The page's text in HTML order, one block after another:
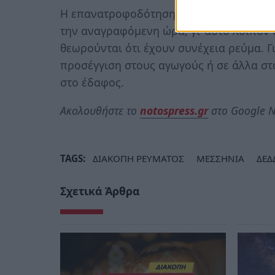
Η επανατροφοδότηση θα γίνει χωρίς
την αναγραφόμενη ώρα, γι’ αυτό λοιπόν
θεωρούνται ότι έχουν συνέχεια ρεύμα.
προσέγγιση στους αγωγούς ή σε άλλα
στο έδαφος.
Ακολουθήστε το notospress.grστο Google
TAGS: ΔΙΑΚΟΠΗ ΡΕΥΜΑΤΟΣ ΜΕΣΣΗΝΙΑ
Σχετικά Άρθρα